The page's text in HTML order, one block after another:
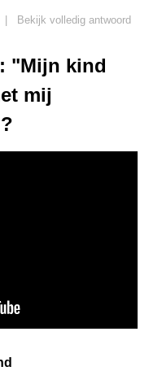
Bekijk volledig antwoord
"Mijn kind
mij